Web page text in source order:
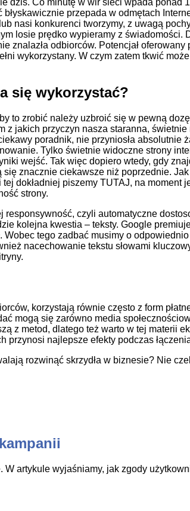
przepada w odmętach
nasi konkurenci tworzymy, z uwagą
losie prędko wypieramy z świadomości.
znalazła odbiorców. Potencjał oferowany
wykorzystany. W czym zatem tkwić
się wykorzystać?
to zrobić należy uzbroić się w pewną
z jakich przyczyn nasza staranna,
poradnik, nie przyniosła absolutnie
Tylko świetnie widoczne strony
wejść. Tak więc dopiero wtedy, gdy
znacznie ciekawsze niż poprzednie.
dokładniej piszemy TUTAJ, na moment
strony.
responsywność, czyli automatyczne
kolejna kwestia – teksty. Google
tego zadbać musimy o
nacechowanie tekstu słowami
korzystają równie często z form
mogą się zarówno media
z metod, dlatego też warto w tej materii
przynosi najlepsze efekty podczas
rozwinąć skrzydła w biznesie? Nie
artykule wyjaśniamy, jak zgody